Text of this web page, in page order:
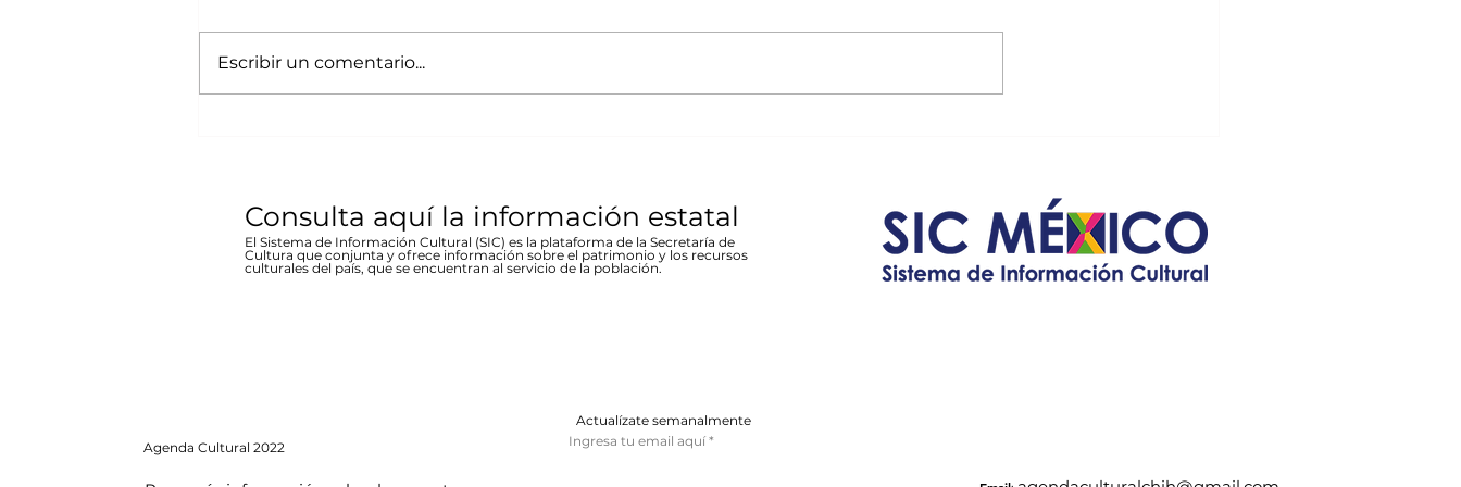
A cargo de la agrupación
chihuahuense de rock “Marvolo”;
Stallforth
La muestra brinda un homenaje a
- Este sábado 14 a partir de las
Escribir un comentario...
Consulta aquí la información estatal
El Sistema de Información Cultural (SIC) es la plataforma de la Secretaría de
Cultura que conjunta y ofrece información sobre el patrimonio y los recursos
culturales del país, que se encuentran al servicio de la población.
AgendaCultural 2022
Actualízate semanalmente
Ingresa tu email aquí